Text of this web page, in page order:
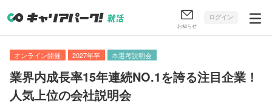
お知らせ
ログイン
オンライン開催 2027年卒 本選考説明会
業界内成長率15年連続NO.1を誇る注目企業！
人気上位の会社説明会